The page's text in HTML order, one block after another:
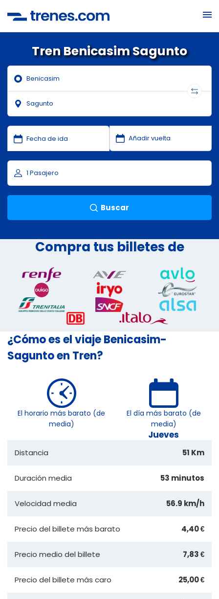
Tren Benicasim Sagunto
Buscar
Compra tus billetes de
¿Cómo es el viaje Benicasim-
Sagunto en Tren?
El horario más barato (de
media)
El día más barato (de
media)
Jueves
Distancia 51 Km
Duración media 53 minutos
Velocidad media 56.9 km/h
Precio del billete más barato 4,40 €
Precio medio del billete 7,83 €
Precio del billete más caro 25,00 €